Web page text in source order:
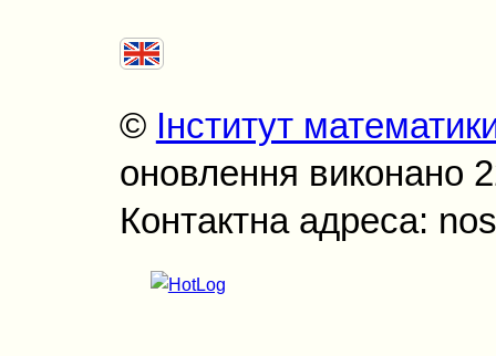
© Інститут
оновлення виконано
Контактна адреса: